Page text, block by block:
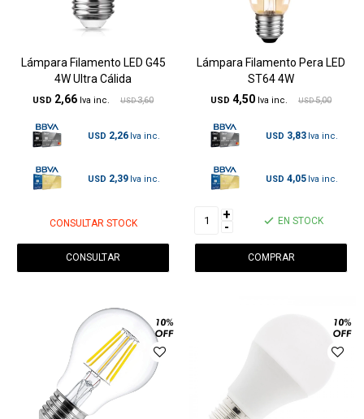
Lámpara Filamento LED G45
4W Ultra Cálida
USD 2,66 USD 3,60
USD 2,26
USD 2,39
CONSULTAR STOCK
CONSULTAR
Lámpara Filamento Pera LED
ST64 4W
USD 4,50 USD 5,00
USD 3,83
USD 4,05
+
- EN STOCK